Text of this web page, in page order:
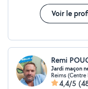
Voir le
Remi
Jardi maçon
Reims (Centre
4,4/5